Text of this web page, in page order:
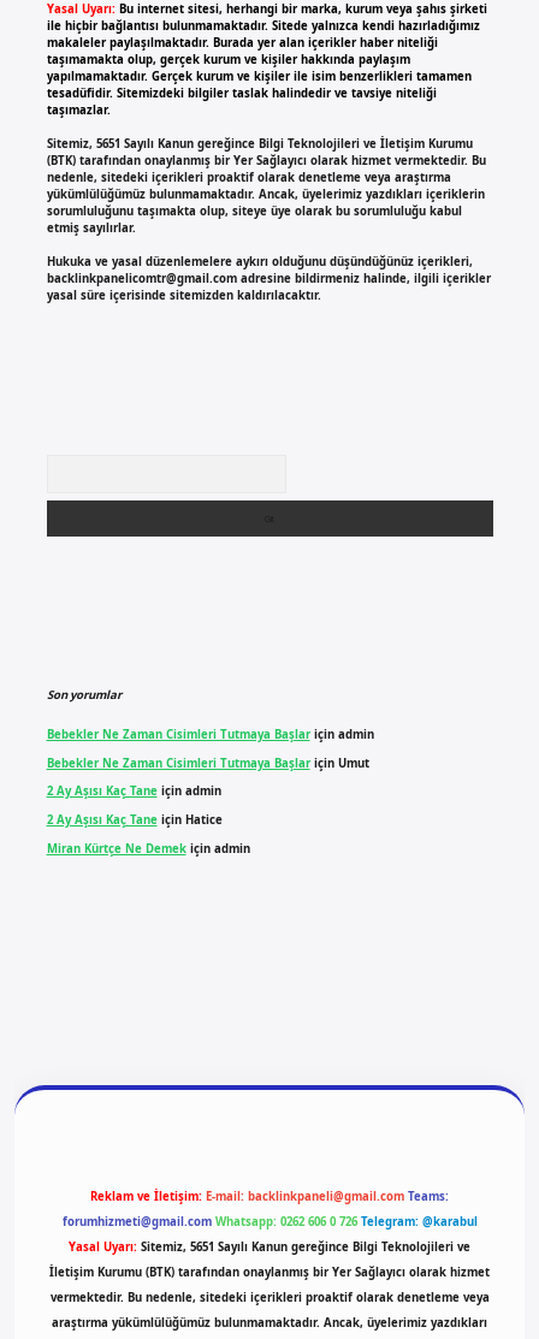
Yasal Uyarı: Bu internet sitesi, herhangi bir marka, kurum veya şahıs şirketi
ile hiçbir bağlantısı bulunmamaktadır. Sitede yalnızca kendi hazırladığımız
makaleler paylaşılmaktadır. Burada yer alan içerikler haber niteliği
taşımamakta olup, gerçek kurum ve kişiler hakkında paylaşım
yapılmamaktadır. Gerçek kurum ve kişiler ile isim benzerlikleri tamamen
tesadüfidir. Sitemizdeki bilgiler taslak halindedir ve tavsiye niteliği
taşımazlar.
Sitemiz, 5651 Sayılı Kanun gereğince Bilgi Teknolojileri ve İletişim Kurumu
(BTK) tarafından onaylanmış bir Yer Sağlayıcı olarak hizmet vermektedir. Bu
nedenle, sitedeki içerikleri proaktif olarak denetleme veya araştırma
yükümlülüğümüz bulunmamaktadır. Ancak, üyelerimiz yazdıkları içeriklerin
sorumluluğunu taşımakta olup, siteye üye olarak bu sorumluluğu kabul
etmiş sayılırlar.
Hukuka ve yasal düzenlemelere aykırı olduğunu düşündüğünüz içerikleri,
backlinkpanelicomtr@gmail.comadresine bildirmeniz halinde, ilgili içerikler
yasal süre içerisinde sitemizden kaldırılacaktır.
Son yorumlar
Bebekler Ne Zaman Cisimleri Tutmaya Başlariçin admin
Bebekler Ne Zaman Cisimleri Tutmaya Başlariçin Umut
2 Ay Aşısı Kaç Taneiçin admin
2 Ay Aşısı Kaç Taneiçin Hatice
Miran Kürtçe Ne Demekiçin admin
Reklam ve İletişim: E-mail: backlinkpaneli@gmail.com Teams:
forumhizmeti@gmail.com Whatsapp: 0262 606 0 726 Telegram: @karabul
Yasal Uyarı: Sitemiz, 5651 Sayılı Kanun gereğince Bilgi Teknolojileri ve
İletişim Kurumu (BTK) tarafından onaylanmış bir Yer Sağlayıcı olarak hizmet
vermektedir. Bu nedenle, sitedeki içerikleri proaktif olarak denetleme veya
araştırma yükümlülüğümüz bulunmamaktadır. Ancak, üyelerimiz yazdıkları